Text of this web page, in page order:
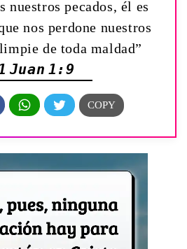
nuestros pecados, él es
nos perdone nuestros
de toda maldad”
Juan 1:9